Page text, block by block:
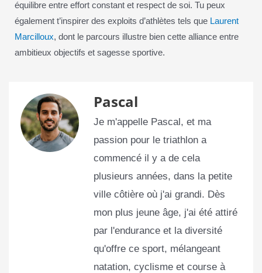
équilibre entre effort constant et respect de soi. Tu peux
également t’inspirer des exploits d’athlètes tels que Laurent
Marcilloux, dont le parcours illustre bien cette alliance entre
ambitieux objectifs et sagesse sportive.
Pascal
Je m'appelle Pascal, et ma
passion pour le triathlon a
commencé il y a de cela
plusieurs années, dans la petite
ville côtière où j'ai grandi. Dès
mon plus jeune âge, j'ai été attiré
par l'endurance et la diversité
qu'offre ce sport, mélangeant
natation, cyclisme et course à